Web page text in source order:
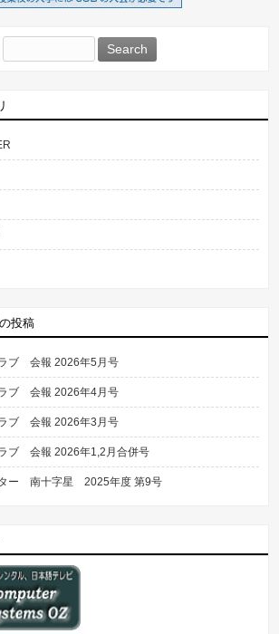
for:
投稿
ブ 会報 2026年5月号
ブ 会報 2026年4月号
ブ 会報 2026年3月号
ブ 会報 2026年1,2月合併号
ー 南十字星 2025年度 第9号